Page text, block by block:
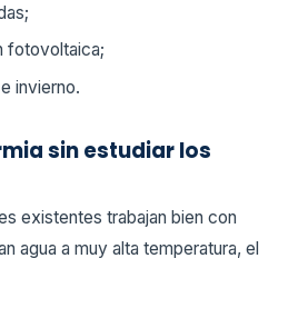
fotovoltaica;
invierno.
sin estudiar los
existentes trabajan bien con
agua a muy alta temperatura, el